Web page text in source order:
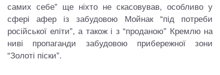
самих себе” ще ніхто не скасовував, особливо у
сфері афер із забудовою Мойнак “під потреби
російської еліти”, а також і з “проданою” Кремлю на
ниві пропаганди забудовою прибережної зони
“Золоті піски”.